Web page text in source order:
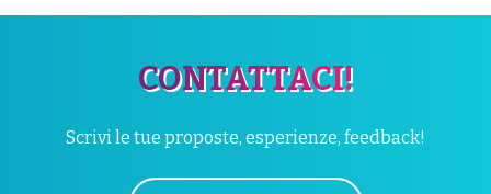
CONTATTACI!
Scrivi le tue proposte, esperienze, feedback!